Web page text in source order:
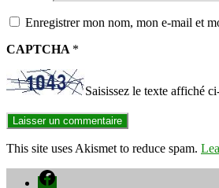
Enregistrer mon nom, mon e-mail et
CAPTCHA *
Saisissez le texte affiché
This site uses Akismet to reduce spam.
Facebook